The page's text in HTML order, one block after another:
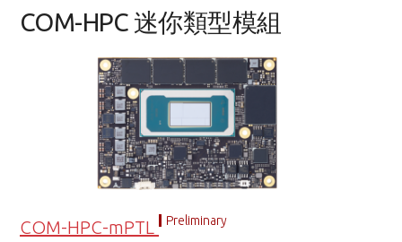
COM-HPC 迷你類型模組
COM-HPC-mPTL Preliminary